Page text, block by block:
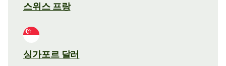
스위스 프랑
싱가포르 달러